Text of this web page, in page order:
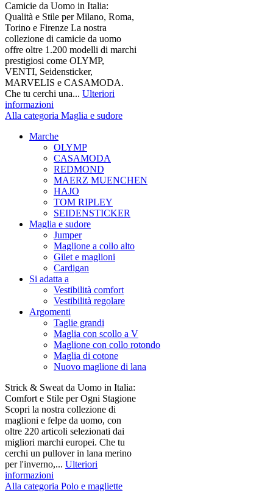
Camicie da Uomo in Italia:
Qualità e Stile per Milano, Roma,
Torino e Firenze La nostra
collezione di camicie da uomo
offre oltre 1.200 modelli di marchi
prestigiosi come OLYMP,
VENTI, Seidensticker,
MARVELIS e CASAMODA.
Che tu cerchi una... Ulteriori
informazioni
Alla categoria Maglia e sudore
Marche
OLYMP
CASAMODA
REDMOND
MAERZ MUENCHEN
HAJO
TOM RIPLEY
SEIDENSTICKER
Maglia e sudore
Jumper
Maglione a collo alto
Gilet e maglioni
Cardigan
Si adatta a
Vestibilità comfort
Vestibilità regolare
Argomenti
Taglie grandi
Maglia con scollo a V
Maglione con collo rotondo
Maglia di cotone
Nuovo maglione di lana
Strick & Sweat da Uomo in Italia:
Comfort e Stile per Ogni Stagione
Scopri la nostra collezione di
maglioni e felpe da uomo, con
oltre 220 articoli selezionati dai
migliori marchi europei. Che tu
cerchi un pullover in lana merino
per l'inverno,... Ulteriori
informazioni
Alla categoria Polo e magliette